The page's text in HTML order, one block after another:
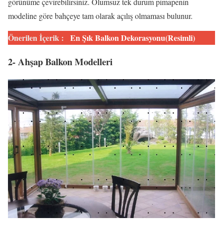
modeline göre bahçeye tam olarak açılış olmaması bulunur.
Önerilen İçerik : En Şık Balkon Dekorasyonu(Resimli)
2- Ahşap Balkon Modelleri